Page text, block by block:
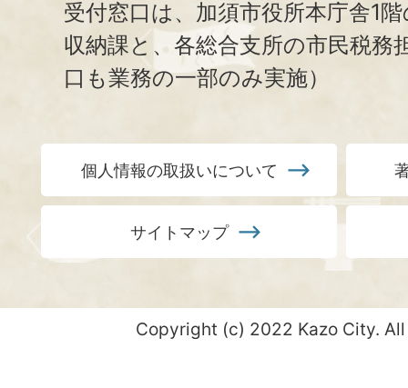
受付窓口は、加須市役所本庁舎1
収納課と、 各総合支所の市民税務
口も業務の一部のみ実施）
個人情報の取扱いについて
サイトマップ
Copyright (c) 2022 Kazo City.